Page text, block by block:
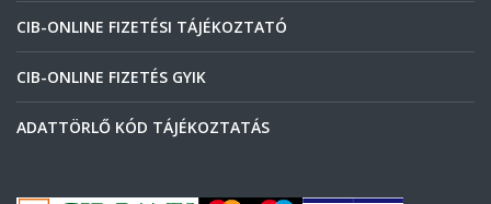
CIB-ONLINE FIZETÉSI TÁJÉKOZTATÓ
CIB-ONLINE FIZETÉS GYIK
ADATTÖRLŐ KÓD TÁJÉKOZTATÁS